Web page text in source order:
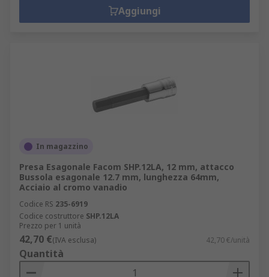
Aggiungi
In magazzino
Presa Esagonale Facom SHP.12LA, 12 mm, attacco
Bussola esagonale 12.7 mm, lunghezza 64mm,
Acciaio al cromo vanadio
Codice RS 235-6919
Codice costruttore SHP.12LA
Prezzo per 1 unità
42,70 €(IVA esclusa) 42,70 €/unità
Quantità